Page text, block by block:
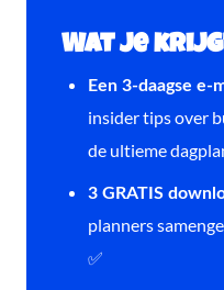
Wat je
Een 3-daagse e-
insider tips over
de ultieme
3 GRATIS
planners
✅